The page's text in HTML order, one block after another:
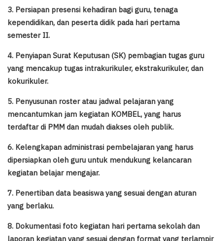
3. Persiapan presensi kehadiran bagi guru, tenaga
kependidikan, dan peserta didik pada hari pertama
semester II.
4. Penyiapan Surat Keputusan (SK) pembagian tugas guru
yang mencakup tugas intrakurikuler, ekstrakurikuler, dan
kokurikuler.
5. Penyusunan roster atau jadwal pelajaran yang
mencantumkan jam kegiatan KOMBEL, yang harus
terdaftar di PMM dan mudah diakses oleh publik.
6. Kelengkapan administrasi pembelajaran yang harus
dipersiapkan oleh guru untuk mendukung kelancaran
kegiatan belajar mengajar.
7. Penertiban data beasiswa yang sesuai dengan aturan
yang berlaku.
8. Dokumentasi foto kegiatan hari pertama sekolah dan
laporan kegiatan yang sesuai dengan format yang terlampir